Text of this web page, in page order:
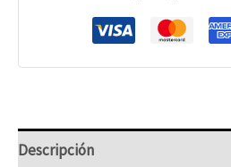
Descripción